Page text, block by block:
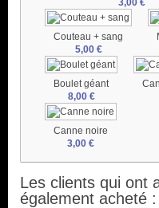
3,00 €
Couteau + sang
5,00 €
Boulet géant
8,00 €
Canne noire
3,00 €
Les clients qui ont
également acheté :